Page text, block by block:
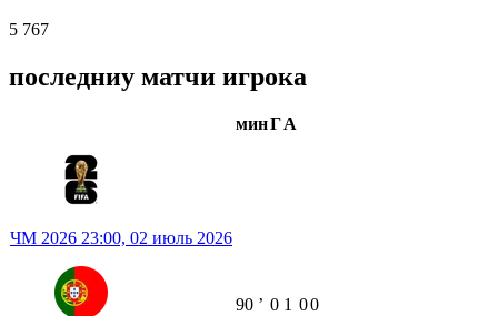
5 767
последниу матчи игрока
минГА
ЧМ 2026 23:00, 02 июль 2026
90 ʼ 0 1 00